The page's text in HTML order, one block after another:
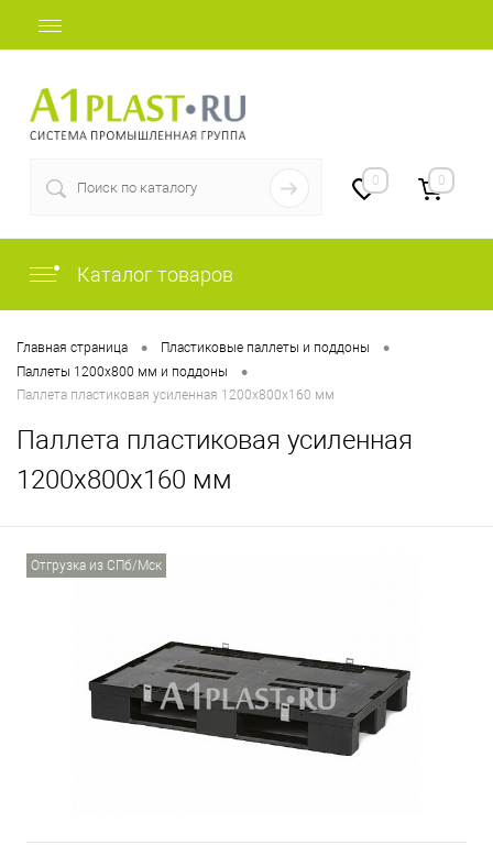
0 0
Каталог товаров
Главная страница • Пластиковые паллеты и поддоны •
Паллеты 1200х800 мм и поддоны •
Паллета пластиковая усиленная 1200х800х160 мм
Паллета пластиковая усиленная
1200х800х160 мм
Отгрузка из СПб/Мск